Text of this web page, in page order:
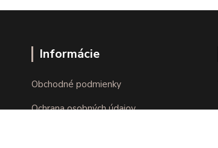
Informácie
Obchodné podmienky
Ochrana osobných údajov